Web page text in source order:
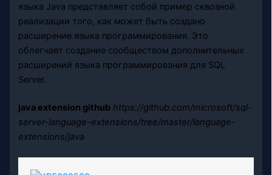
языка Java представляет собой пример сквозной
реализации того, как может быть создано
расширение языка программирования. Это
облегчает создание сообществом дополнительных
расширений языка программирования для SQL
Server.
java extension github https://github.com/microsoft/sql-
server-language-extensions/tree/master/language-
extensions/java